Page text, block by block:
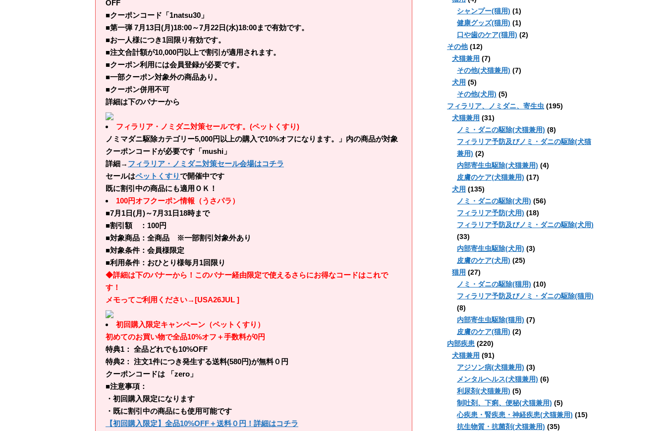
OFF
■クーポンコード「1natsu30」
■第一弾 7月13日(月)18:00～7月22日(水)18:00まで有効です。
■お一人様につき1回限り有効です。
■注文合計額が10,000円以上で割引が適用されます。
■クーポン利用には会員登録が必要です。
■一部クーポン対象外の商品あり。
■クーポン併用不可
詳細は下のバナーから
フィラリア・ノミダニ対策セールです。(ペットくすり)
ノミマダニ駆除カテゴリー5,000円以上の購入で10%オフになります。」内の商品が対象
クーポンコードが必要です「mushi」
詳細→ フィラリア・ノミダニ対策セール会場はコチラ
セールはペットくすりで開催中です
既に割引中の商品にも適用ＯＫ！
100円オフクーポン情報（うさパラ）
■7月1日(月)～7月31日18時まで
■割引額 ：100円
■対象商品：全商品 ※一部割引対象外あり
■対象条件：会員様限定
■利用条件：おひとり様毎月1回限り
◆詳細は下のバナーから！このバナー経由限定で使えるさらにお得なコードはこれで
す！
メモってご利用ください→[USA26JUL ]
初回購入限定キャンペーン（ペットくすり）
初めてのお買い物で全品10%オフ＋手数料が0円
特典1： 全品どれでも10%OFF
特典2： 注文1件につき発生する送料(580円)が無料０円
クーポンコードは 「zero」
■注意事項：
・初回購入限定になります
・既に割引中の商品にも使用可能です
【初回購入限定】全品10%OFF＋送料０円！詳細はコチラ
シャンプー(猫用) (1)
健康グッズ(猫用) (1)
口や歯のケア(猫用) (2)
その他(12)
犬猫兼用 (7)
その他(犬猫兼用) (7)
犬用 (5)
その他(犬用) (5)
フィラリア、ノミダニ、寄生虫 (195)
犬猫兼用 (31)
ノミ・ダニの駆除(犬猫兼用) (8)
フィラリア予防及びノミ・ダニの駆除(犬猫
兼用) (2)
内部寄生虫駆除(犬猫兼用) (4)
皮膚のケア(犬猫兼用) (17)
犬用 (135)
ノミ・ダニの駆除(犬用) (56)
フィラリア予防(犬用) (18)
フィラリア予防及びノミ・ダニの駆除(犬用)
(33)
内部寄生虫駆除(犬用) (3)
皮膚のケア(犬用) (25)
猫用 (27)
ノミ・ダニの駆除(猫用) (10)
フィラリア予防及びノミ・ダニの駆除(猫用)
(8)
内部寄生虫駆除(猫用) (7)
皮膚のケア(猫用) (2)
内部疾患 (220)
犬猫兼用 (91)
アジソン病(犬猫兼用) (3)
メンタルヘルス(犬猫兼用) (6)
利尿剤(犬猫兼用) (5)
制吐剤、下痢、便秘(犬猫兼用) (5)
心疾患・腎疾患・神経疾患(犬猫兼用) (15)
抗生物質・抗菌剤(犬猫兼用) (35)